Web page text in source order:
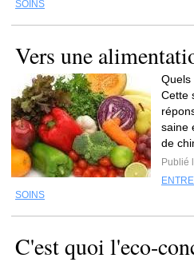
SOINS
Vers une
Quels
Cette
saine
de
Publié
SOINS
C'est quoi l'eco-